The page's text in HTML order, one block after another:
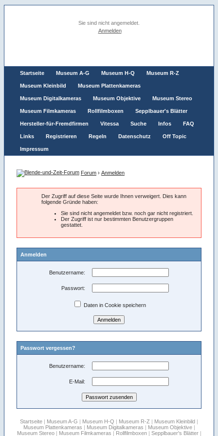
Sie sind nicht angemeldet.
Anmelden
Startseite Museum A-G Museum H-Q Museum R-Z
Museum Kleinbild Museum Plattenkameras
Museum Digitalkameras Museum Objektive Museum Stereo
Museum Filmkameras Rollfilmboxen Sepplbauer's Blätter
Hersteller-für-Fremdfirmen Vitessa Suche Infos FAQ
Links Registrieren Regeln Datenschutz Off Topic
Impressum
Forum › Anmelden
Der Zugriff auf diese Seite wurde Ihnen verweigert. Dies kann
folgende Gründe haben:
Sie sind nicht angemeldet bzw. noch gar nicht registriert.
Der Zugriff ist nur bestimmten Benutzergruppen
gestattet.
Anmelden
Benutzername:
Passwort:
Daten in Cookie speichern
Passwort vergessen?
Benutzername:
E-Mail:
Startseite Museum A-G Museum H-Q Museum R-Z Museum Kleinbild
Museum Plattenkameras
Museum Digitalkameras Museum Objektive|
Museum Stereo| Museum Filmkameras Rollfilmboxen| Sepplbauer's Blätter|